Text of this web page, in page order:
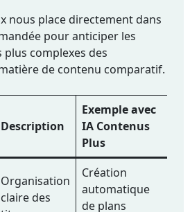
nous place directement dans
pour anticiper les
complexes des
de contenu comparatif.
Description
Exemple avec
IA Contenus
Plus
Organisation
claire des
Création
automatique
de plans